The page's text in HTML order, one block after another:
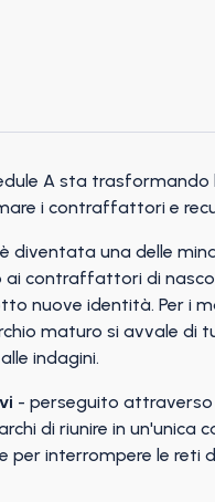
A sta
i contraffattori e
diventata una delle
contraffattori di
nuove identità. Per i
maturo si avvale di
indagini.
- perseguito attraverso
di riunire in un'unica
per interrompere le reti